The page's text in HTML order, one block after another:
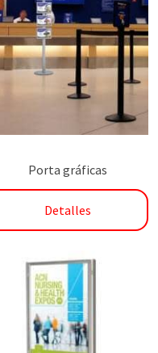
Porta gráficas
Detalles